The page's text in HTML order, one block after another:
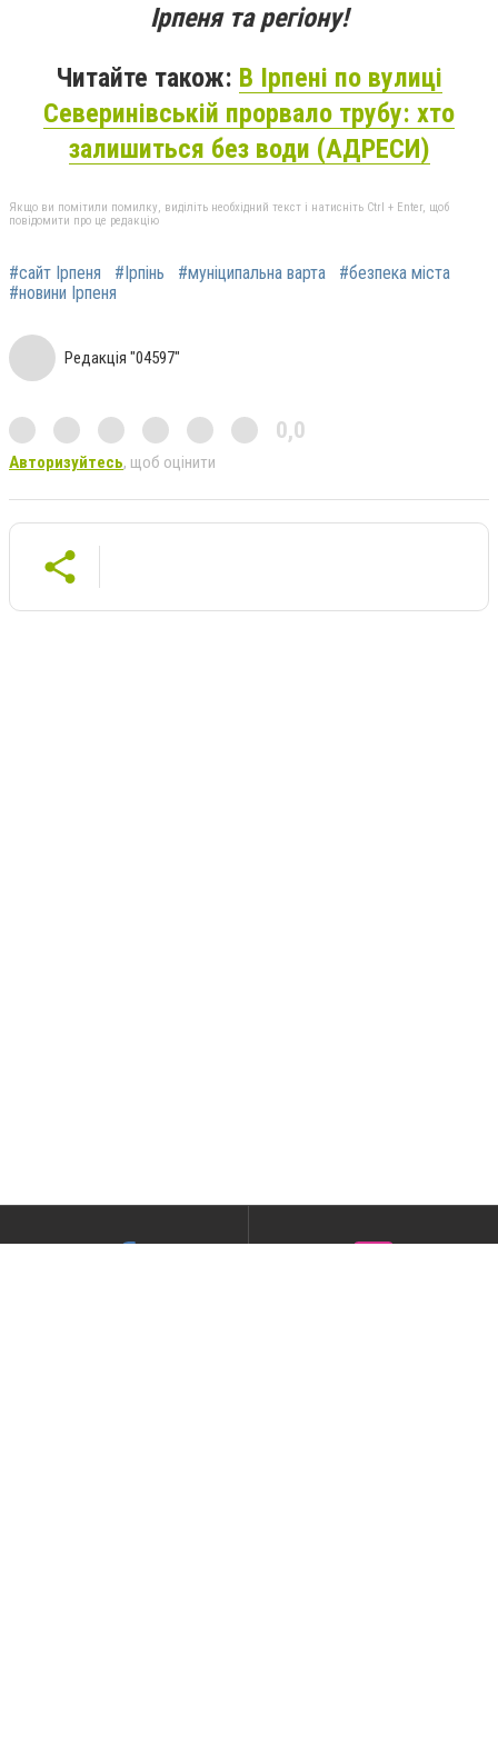
Ірпеня та регіону!
Читайте також: В Ірпені по вулиці
Северинівській прорвало трубу: хто
залишиться без води (АДРЕСИ)
Якщо ви помітили помилку, виділіть необхідний текст і натисніть Ctrl + Enter, щоб
повідомити про це редакцію
#сайт Ірпеня #Ірпінь #муніципальна варта
#безпека міста
#новини Ірпеня
Редакція "04597"
0,0
Авторизуйтесь, щоб оцінити